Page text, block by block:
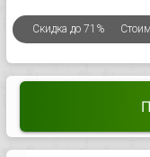
Скидка до 71%